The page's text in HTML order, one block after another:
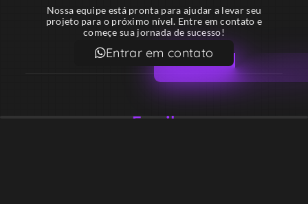
Nossa equipe está pronta para ajudar a levar seu
projeto para o próximo nível. Entre em contato e
começe sua jornada de sucesso!
Entrar em contato
Email